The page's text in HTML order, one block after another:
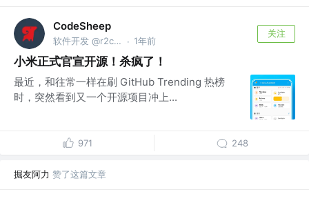
CodeSheep
软件开发 @r2coding.com · 1年前
关注
小米正式官宣开源！杀疯了！
最近，和往常一样在刷 GitHub Trending 热榜
时，突然看到又一个开源项目冲上...
971 248
掘友阿力 赞了这篇文章